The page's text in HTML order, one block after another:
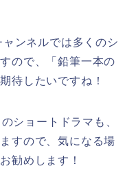
ンネルでは多くのシ
ので、「鉛筆一本の
待したいですね！
ショートドラマも、
すので、気になる場
勧めします！